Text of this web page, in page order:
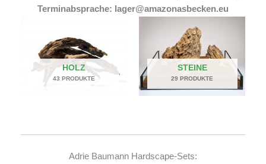
Terminabsprache: lager@amazonasbecken.eu
HOLZ
43 PRODUKTE
STEINE
29 PRODUKTE
Adrie Baumann Hardscape-Sets: